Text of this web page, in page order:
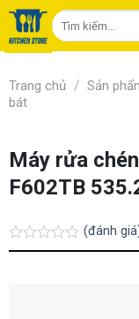
Chuyển
đến
nội
dung
Tìm
kiếm:
Trang chủ / Sản
bát
Máy rửa
F602TB
Được
(đánh